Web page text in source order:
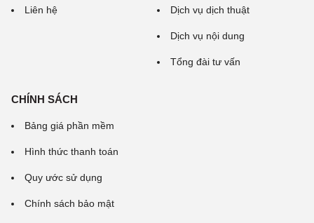
Liên hệ Dịch vụ dịch thuật
Dịch vụ nội dung
Tổng đài tư vấn
CHÍNH SÁCH
Bảng giá phần mềm
Hình thức thanh toán
Quy ước sử dụng
Chính sách bảo mật